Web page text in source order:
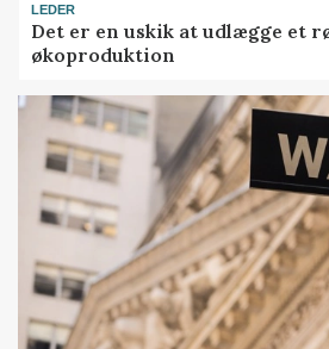
LEDER
Det er en uskik at udlægge et
økoproduktion